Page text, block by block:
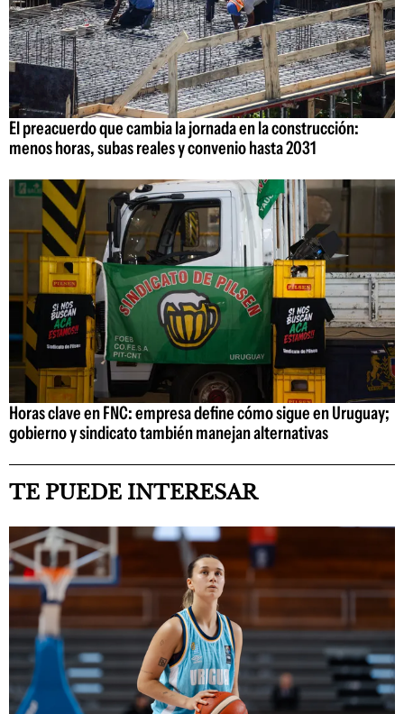
El preacuerdo que cambia la jornada en la construcción:
menos horas, subas reales y convenio hasta 2031
Horas clave en FNC: empresa define cómo sigue en Uruguay;
gobierno y sindicato también manejan alternativas
TE PUEDE INTERESAR